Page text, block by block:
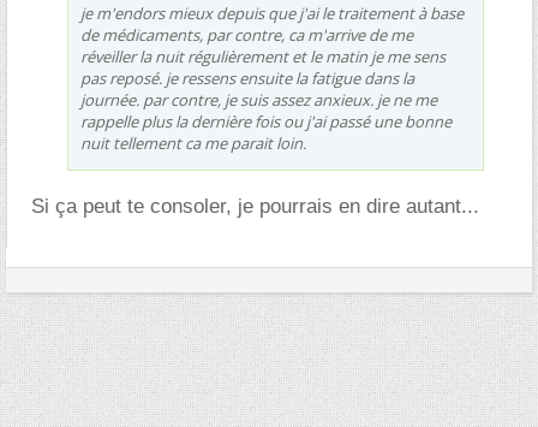
je m'endors mieux depuis que j'ai le traitement à base
de médicaments, par contre, ca m'arrive de me
réveiller la nuit régulièrement et le matin je me sens
pas reposé. je ressens ensuite la fatigue dans la
journée. par contre, je suis assez anxieux. je ne me
rappelle plus la dernière fois ou j'ai passé une bonne
nuit tellement ca me parait loin.
Si ça peut te consoler, je pourrais en dire autant...